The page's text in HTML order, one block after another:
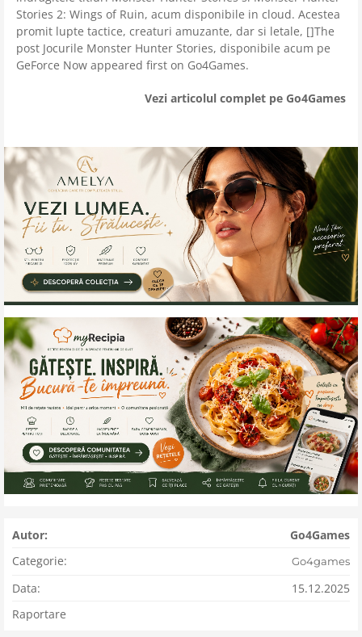
Stories 2: Wings of Ruin, acum disponibile in cloud. Acestea
promit lupte tactice, creaturi amuzante, dar si letale, []The
post Jocurile Monster Hunter Stories, disponibile acum pe
GeForce Now appeared first on Go4Games.
Vezi articolul complet pe Go4Games
Autor:
Go4Games
Categorie:
Go4games
Data:
15.12.2025
Raportare